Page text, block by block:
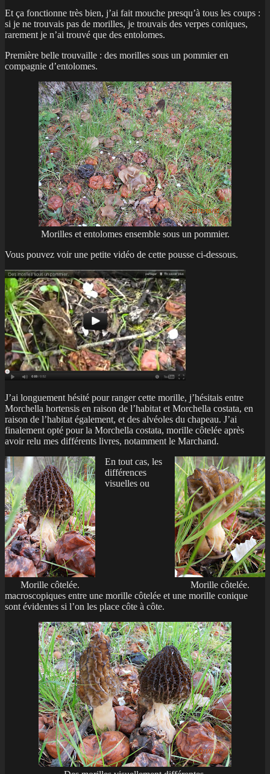
Et ça fonctionne très bien, j’ai fait mouche presqu’à tous les coups :
si je ne trouvais pas de morilles, je trouvais des verpes coniques,
rarement je n’ai trouvé que des entolomes.
Première belle trouvaille : des morilles sous un pommier en
compagnie d’entolomes.
Morilles et entolomes ensemble sous un pommier.
Vous pouvez voir une petite vidéo de cette pousse ci-dessous.
J’ai longuement hésité pour ranger cette morille, j’hésitais entre
Morchella hortensis en raison de l’habitat et Morchella costata, en
raison de l’habitat également, et des alvéoles du chapeau. J’ai
finalement opté pour la Morchella costata, morille côtelée après
avoir relu mes différents livres, notamment le Marchand.
Morille côtelée. Morille côtelée.
En tout cas, les
différences
visuelles ou
macroscopiques entre une morille côtelée et une morille conique
sont évidentes si l’on les place côte à côte.